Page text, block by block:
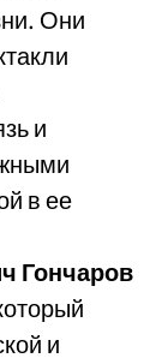
Они
и
в ее
Гончаров
и